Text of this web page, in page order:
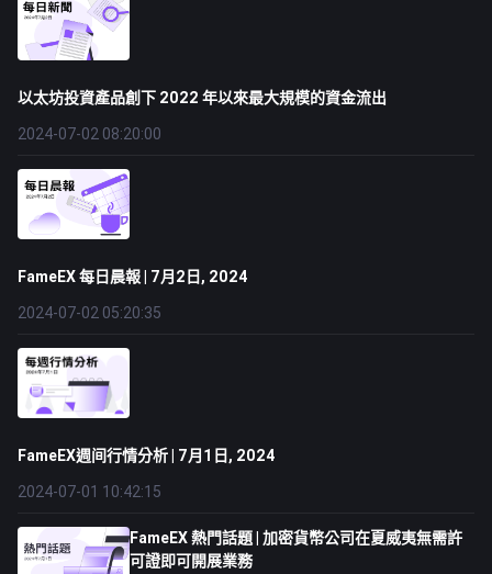
以太坊投資產品創下 2022 年以來最大規模的資金流出
2024-07-02 08:20:00
FameEX 每日晨報 | 7月2日, 2024
2024-07-02 05:20:35
FameEX週间行情分析 | 7月1日, 2024
2024-07-01 10:42:15
FameEX 熱門話題 | 加密貨幣公司在夏威夷無需許
可證即可開展業務